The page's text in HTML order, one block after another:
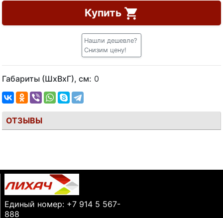
Купить
Нашли дешевле?
Снизим цену!
Габариты (ШхВхГ), см: 0
ОТЗЫВЫ
Единый номер: +7 914 5 567-
888